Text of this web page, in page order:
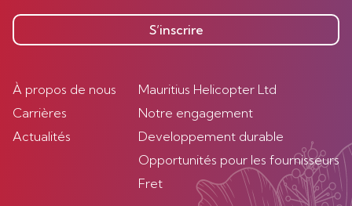
S’inscrire
À propos de nous
Carrières
Actualités
Mauritius Helicopter Ltd
Notre engagement
Developpement durable
Opportunités pour les fournisseurs
Fret